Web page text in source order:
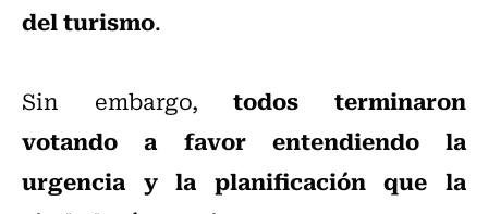
del turismo.
Sin embargo,todos terminaron
votando a favor entendiendo la
urgencia y la planificación que la